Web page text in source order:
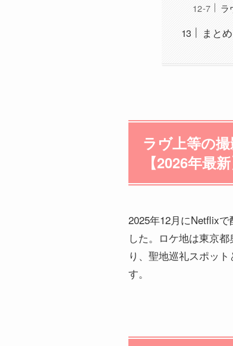
ラ
まと
ラヴ上等の
【2026年最新
2025年12月にNetflix
した。ロケ地は東京
り、聖地巡礼スポッ
す。